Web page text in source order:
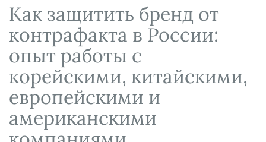
Преимущества юридической
фирмы
Кейсы
Вакансии
Налоговая практика
Сопровождение бизнеса
Ведение уголовных дел
Защита активов
Ведение дел о банкротстве
Аудиоподкасты
Видеоподкасты
Справочная
Вопросы-ответы
Вебинары и семинары
Прямые эфиры
Как защитить бренд от
контрафакта в России:
опыт работы с
корейскими, китайскими,
европейскими и
американскими